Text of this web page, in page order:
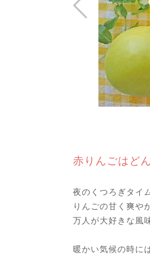
赤りんごはど
夜のくつろぎタイ
りんごの甘く爽や
万人が大好きな風
暖かい気候の時に